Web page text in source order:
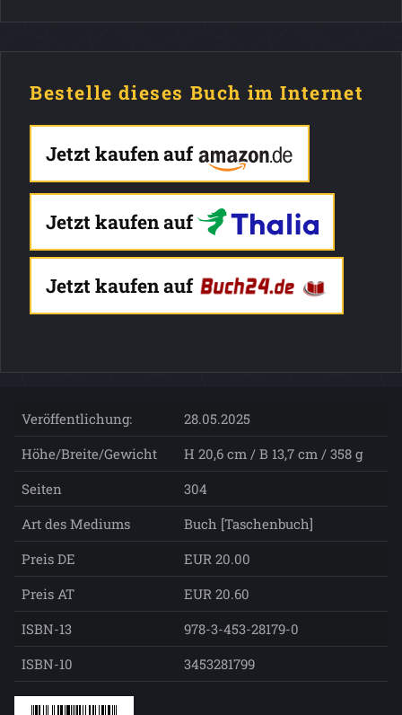
Bestelle dieses Buch im Internet
Jetzt kaufen auf
Jetzt kaufen auf
Jetzt kaufen auf
Veröffentlichung:
28.05.2025
Höhe/Breite/Gewicht
H 20,6 cm / B 13,7 cm / 358 g
Seiten
304
Art des Mediums
Buch [Taschenbuch]
Preis DE
EUR 20.00
Preis AT
EUR 20.60
ISBN-13
978-3-453-28179-0
ISBN-10
3453281799